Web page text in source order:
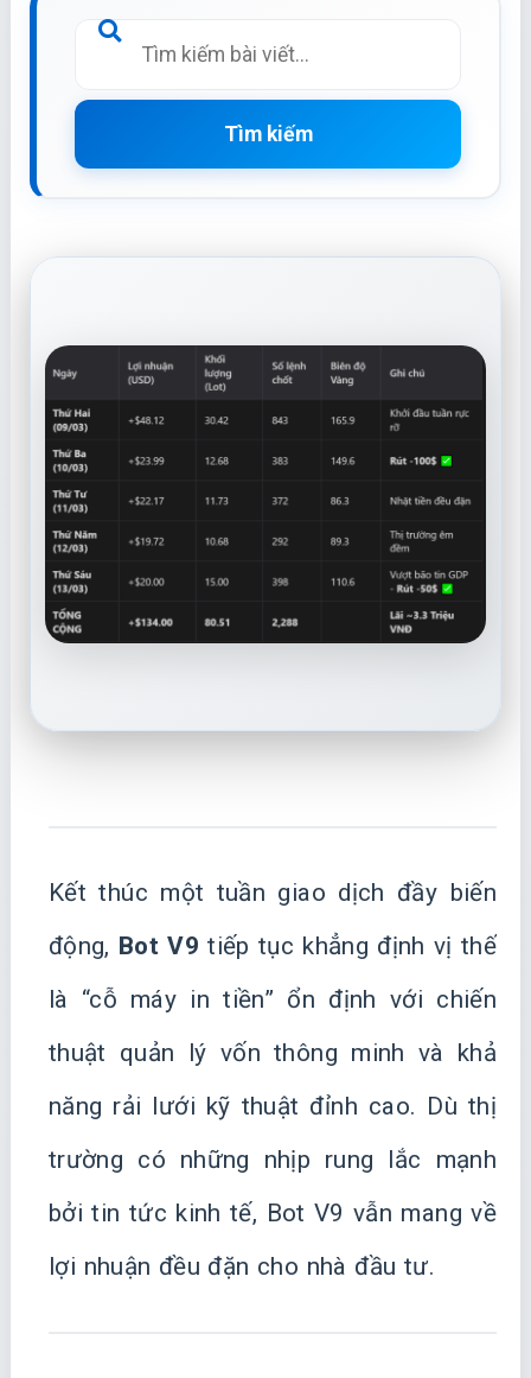
Tìm kiếm
Kết thúc một tuần giao dịch đầy biến
động, Bot V9 tiếp tục khẳng định vị thế
là “cỗ máy in tiền” ổn định với chiến
thuật quản lý vốn thông minh và khả
năng rải lưới kỹ thuật đỉnh cao. Dù thị
trường có những nhịp rung lắc mạnh
bởi tin tức kinh tế, Bot V9 vẫn mang về
lợi nhuận đều đặn cho nhà đầu tư.